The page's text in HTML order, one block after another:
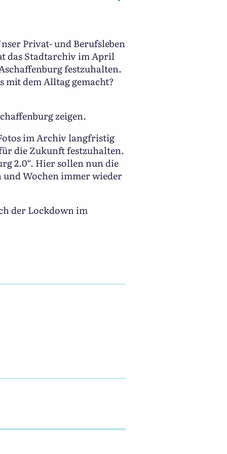
Privat- und Berufsleben
das Stadtarchiv im April
festzuhalten.
mit dem Alltag gemacht?
zeigen.
im Archiv langfristig
die Zukunft festzuhalten.
2.0“. Hier sollen nun die
und Wochen immer wieder
der Lockdown im